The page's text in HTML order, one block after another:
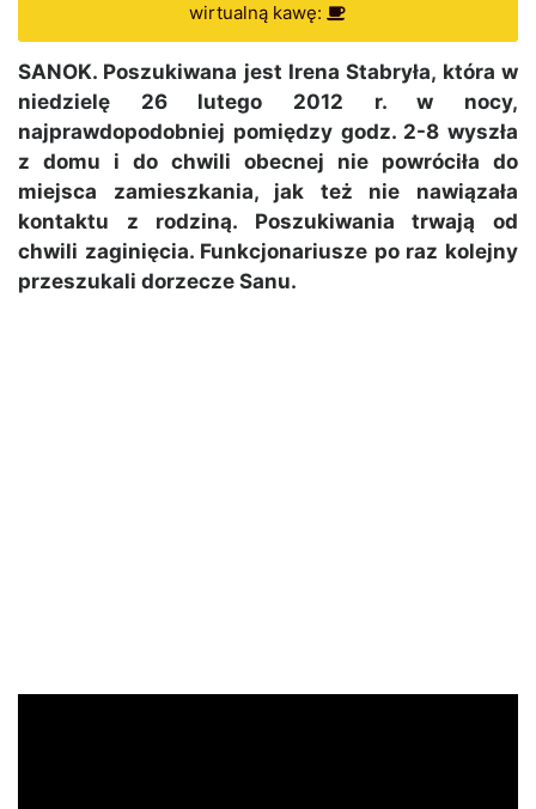
wirtualną kawę:
SANOK. Poszukiwana jest Irena Stabryła, która w
niedzielę 26 lutego 2012 r. w nocy,
najprawdopodobniej pomiędzy godz. 2-8 wyszła
z domu i do chwili obecnej nie powróciła do
miejsca zamieszkania, jak też nie nawiązała
kontaktu z rodziną. Poszukiwania trwają od
chwili zaginięcia. Funkcjonariusze po raz kolejny
przeszukali dorzecze Sanu.